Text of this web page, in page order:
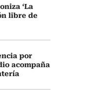
‘La
libre de
por
acompaña